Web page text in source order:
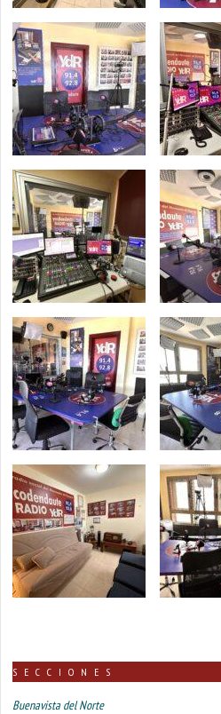
SECCIONES
Buenavista del Norte